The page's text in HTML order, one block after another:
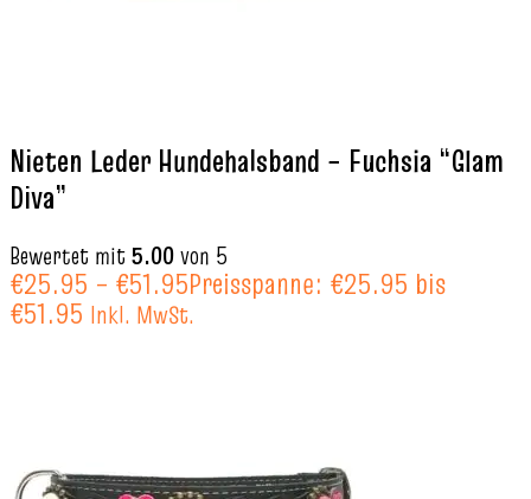
Nieten Leder Hundehalsband – Fuchsia “Glam
Diva”
Bewertet mit5.00von 5
€25.95 – €51.95Preisspanne: €25.95 bis
€51.95 Inkl. MwSt.